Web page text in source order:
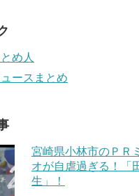
め人
ースまとめ
宮崎県小林市のＰＲ
オが自虐過ぎる！「
生」！